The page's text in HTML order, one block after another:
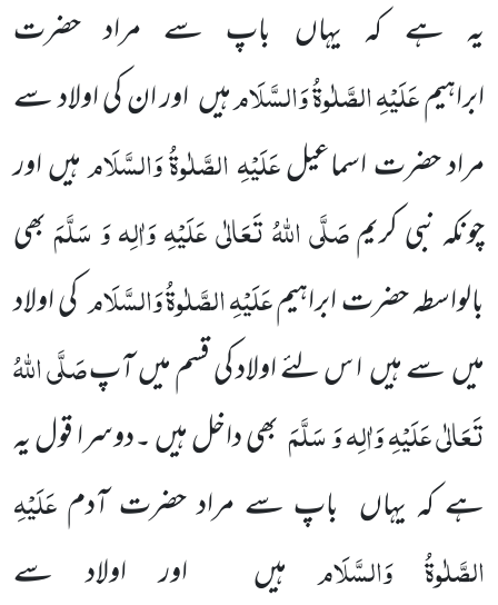
یہ ہے کہ یہاں باپ سے مراد حضرت
ابراہیمعَلَیْہِالصَّلٰوۃُوَالسَّلَامہیں اور ان کی اولاد سے
مراد حضرت اسماعیلعَلَیْہِ الصَّلٰوۃُ وَالسَّلَامہیں اور
چونکہ نبی کریمصَلَّی اللّٰہُ تَعَالٰی عَلَیْہِ وَاٰلِہ وَ سَلَّمَبھی
بالواسطہ حضرت ابراہیمعَلَیْہِالصَّلٰوۃُوَالسَّلَامکی اولاد
میں سے ہیں ا س لئے اولاد کی قسم میں آپصَلَّی اللّٰہُ
تَعَالٰی عَلَیْہِ وَاٰلِہ وَ سَلَّمَبھی داخل ہیں ۔دوسرا قول یہ
ہے کہ یہاں باپ سے مراد حضرت آدمعَلَیْہِ
الصَّلٰوۃُ وَالسَّلَام ہیں اور اولاد سے